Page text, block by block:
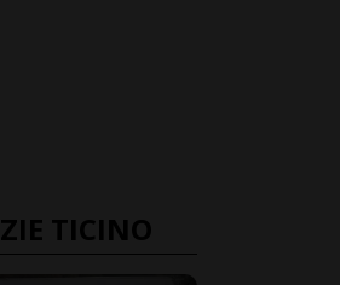
TICINO